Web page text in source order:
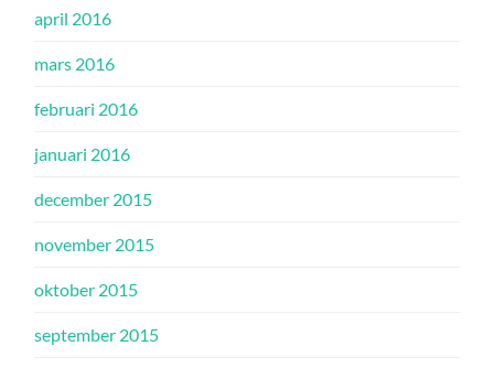
april 2016
mars 2016
februari 2016
januari 2016
december 2015
november 2015
oktober 2015
september 2015